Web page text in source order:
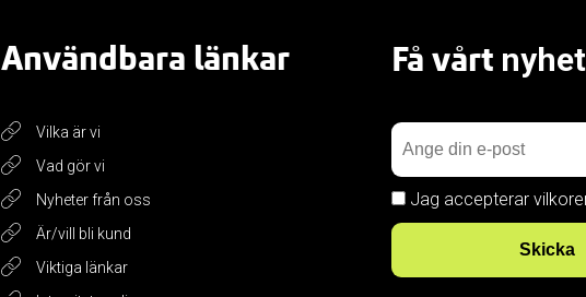
Användbara länkar
Vilka är vi
Vad gör vi
Nyheter från oss
Är/vill bli kund
Viktiga länkar
Få vårt
Jag accepterar
Skicka